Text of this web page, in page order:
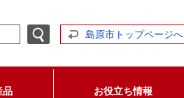
島原市トップページへ
品 お役立ち情報